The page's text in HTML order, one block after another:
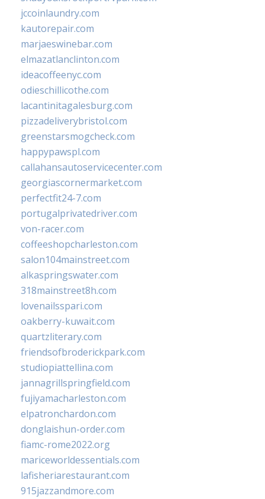
jccoinlaundry.com
kautorepair.com
marjaeswinebar.com
elmazatlanclinton.com
ideacoffeenyc.com
odieschillicothe.com
lacantinitagalesburg.com
pizzadeliverybristol.com
greenstarsmogcheck.com
happypawspl.com
callahansautoservicecenter.com
georgiascornermarket.com
perfectfit24-7.com
portugalprivatedriver.com
von-racer.com
coffeeshopcharleston.com
salon104mainstreet.com
alkaspringswater.com
318mainstreet8h.com
lovenailsspari.com
oakberry-kuwait.com
quartzliterary.com
friendsofbroderickpark.com
studiopiattellina.com
jannagrillspringfield.com
fujiyamacharleston.com
elpatronchardon.com
donglaishun-order.com
fiamc-rome2022.org
mariceworldessentials.com
lafisheriarestaurant.com
915jazzandmore.com